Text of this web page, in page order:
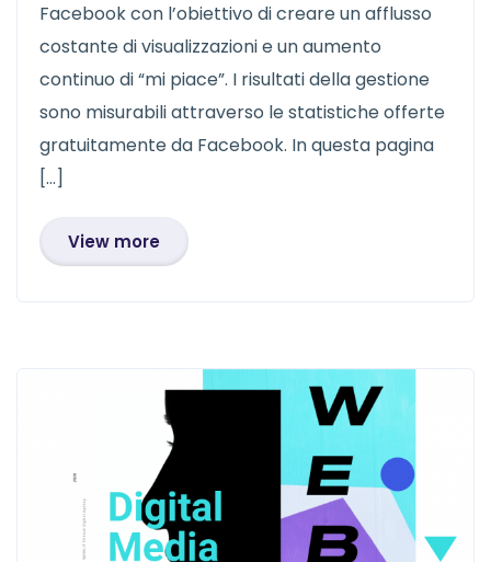
Facebook con l’obiettivo di creare un afflusso
costante di visualizzazioni e un aumento
continuo di “mi piace”. I risultati della gestione
sono misurabili attraverso le statistiche offerte
gratuitamente da Facebook. In questa pagina
[…]
View more